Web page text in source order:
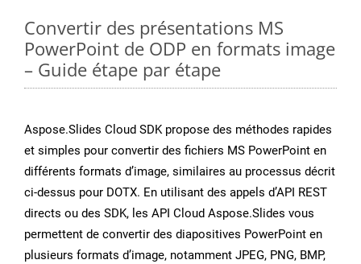
Convertir des présentations MS
PowerPoint de ODP en formats image
– Guide étape par étape
Aspose.Slides Cloud SDK propose des méthodes rapides
et simples pour convertir des fichiers MS PowerPoint en
différents formats d’image, similaires au processus décrit
ci-dessus pour DOTX. En utilisant des appels d’API REST
directs ou des SDK, les API Cloud Aspose.Slides vous
permettent de convertir des diapositives PowerPoint en
plusieurs formats d’image, notamment JPEG, PNG, BMP,